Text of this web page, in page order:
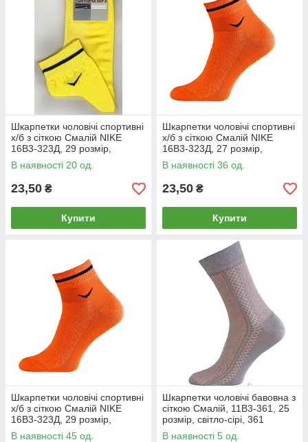
Шкарпетки чоловічі спортивні
х/б з сіткою Смалій NIKE
16В3-323Д, 29 розмір,
лимонні, 04918
В наявності 20 од.
23,50 ₴
Купити
Шкарпетки чоловічі спортивні
х/б з сіткою Смалій NIKE
16В3-323Д, 27 розмір,
помаранчеві, 04920
В наявності 36 од.
23,50 ₴
Купити
Шкарпетки чоловічі спортивні
х/б з сіткою Смалій NIKE
16В3-323Д, 29 розмір,
помаранчеві, 04921
В наявності 45 од.
Шкарпетки чоловічі бавовна з
сіткою Смалій, 11В3-361, 25
розмір, світло-сірі, 361
В наявності 5 од.